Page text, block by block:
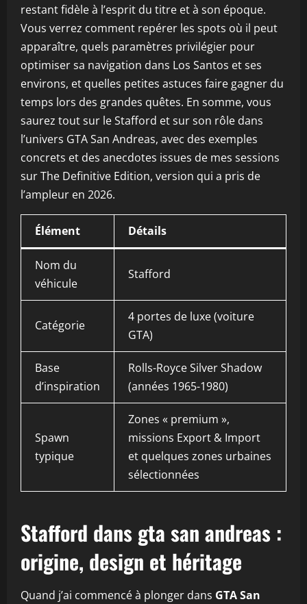
restant fidèle à l’esprit du titre et à son époque.
Vous verrez comment repérer les spots où il peut
apparaître, quels paramètres privilégier pour
optimiser sa navigation dans Los Santos et ses
environs, et quelles petites astuces faire gagner du
temps lors des grandes quêtes. En somme, vous
saurez tout sur le Stafford et sur son rôle dans
l’univers GTA San Andreas, avec des exemples
concrets et des anecdotes issues de mes sessions
sur The Definitive Edition, version qui a pris de
l’ampleur en 2026.
Élément Détails
Nom du
véhicule
Stafford
Catégorie
4 portes de luxe (voiture
GTA)
Base
d’inspiration
Rolls-Royce Silver Shadow
(années 1965-1980)
Spawn
typique
Zones « premium »,
missions Export & Import
et quelques zones urbaines
sélectionnées
Stafford dans gta san andreas :
origine, design et héritage
Quand j’ai commencé à plonger dans GTA San